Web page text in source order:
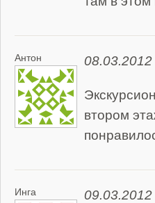
Антон 08.03.2012
втором
Инга 09.03.2012